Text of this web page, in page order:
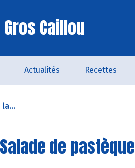
Caillou
Actualités Recettes
la...
Salade de